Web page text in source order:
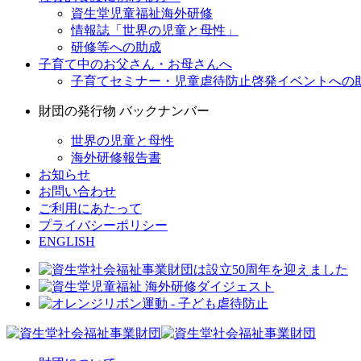
資生堂児童福祉海外研修
情報誌「世界の児童と母性」
研修等への助成
子育て中のお父さん・お母さんへ
子育てセミナー・児童虐待防止啓発イベントへの
財団の発行物 バックナンバー
世界の児童と母性
海外研修報告書
お知らせ
お問い合わせ
ご利用にあたって
プライバシーポリシー
ENGLISH